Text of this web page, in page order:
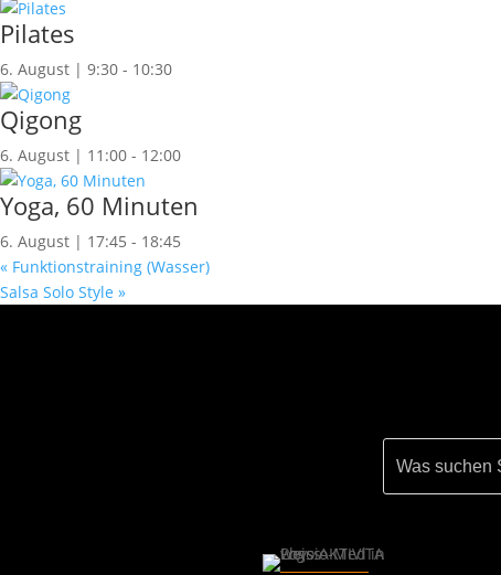
Pilates
6. August | 9:30 - 10:30
Qigong
6. August | 11:00 - 12:00
Yoga, 60 Minuten
6. August | 17:45 - 18:45
« Funktionstraining (Wasser)
Salsa Solo Style »